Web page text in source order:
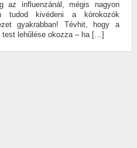
az influenzánál, mégis nagyon
tudod kivédeni a kórokozók
gyakrabban! Tévhit, hogy a
test lehűlése okozza – ha […]